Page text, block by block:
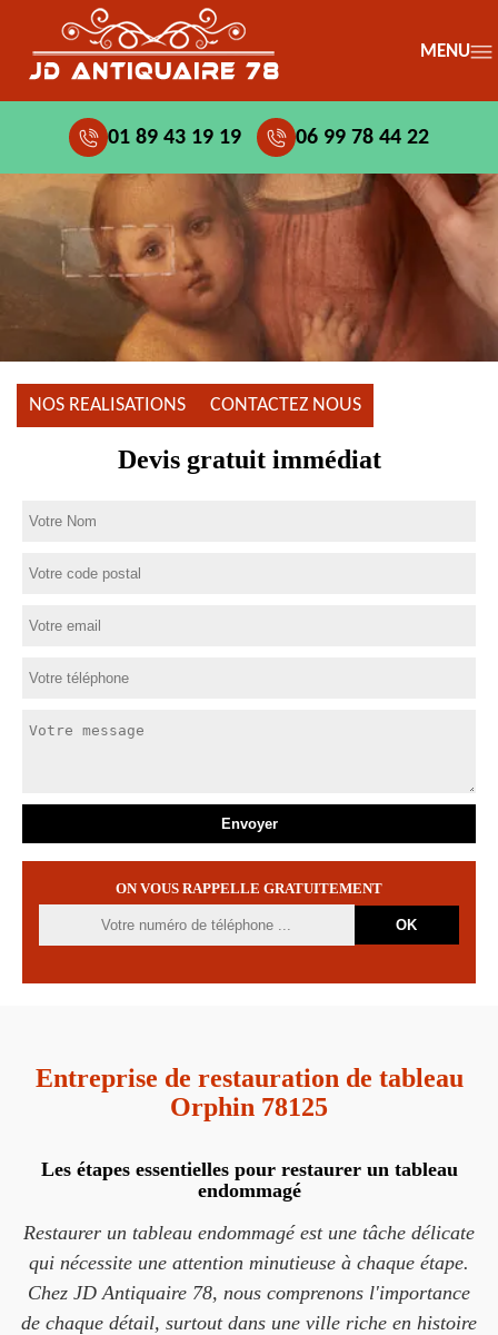
MENU
01 89 43 19 19 06 99 78 44 22
NOS REALISATIONS CONTACTEZ NOUS
Devis gratuit immédiat
ON VOUS RAPPELLE GRATUITEMENT
Entreprise de restauration de tableau
Orphin 78125
Les étapes essentielles pour restaurer un tableau
endommagé
Restaurer un tableau endommagé est une tâche délicate
qui nécessite une attention minutieuse à chaque étape.
Chez JD Antiquaire 78, nous comprenons l'importance
de chaque détail, surtout dans une ville riche en histoire